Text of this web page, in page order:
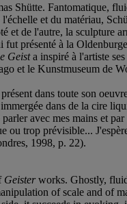
Shütte. Fantomatique,
et du matériau,
et de l'autre, la sculpture
fut présenté à la
Geista inspiré à l'artiste ses
et le Kunstmuseum de
dans toute son
dans de la cire
avec mes mains et
trop prévisible...
1998, p. 22).
Geisterworks. Ghostly,
of scale and of